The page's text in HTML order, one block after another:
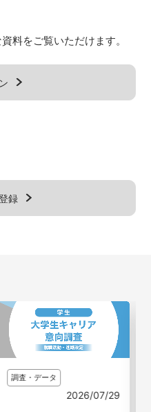
料をご覧いただけます。
録
調査・データ
2026/07/27